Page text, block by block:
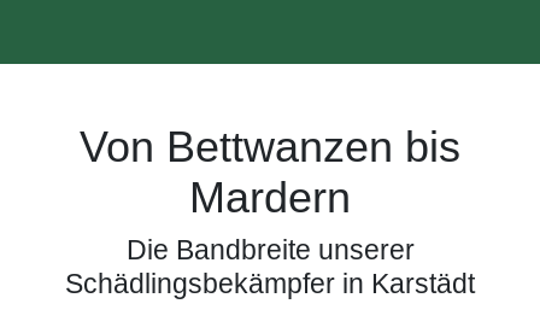
Von Bettwanzen bis
Mardern
Die Bandbreite unserer
Schädlingsbekämpfer in Karstädt